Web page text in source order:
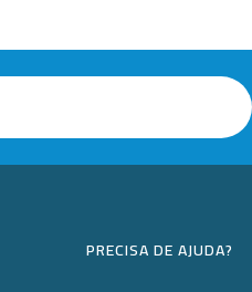
PRECISA DE AJUDA?